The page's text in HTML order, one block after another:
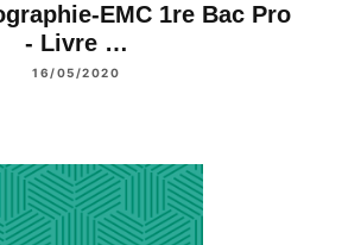
EMC 1re Bac Pro
- Livre …
16/05/2020